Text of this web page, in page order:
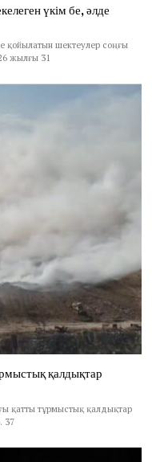
үкім бе, әлде
қойылатын шектеулер соңғы
жылғы 31
қалдықтар
қатты тұрмыстық қалдықтар
37